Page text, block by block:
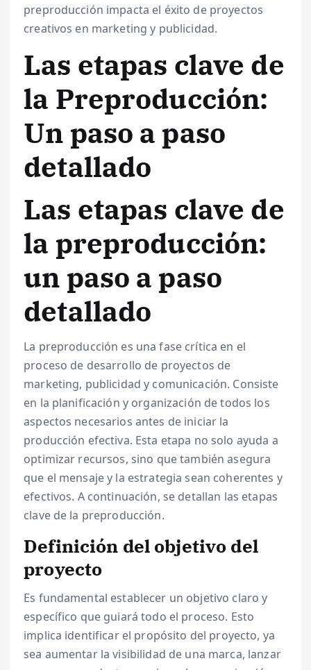
preproducción impacta el éxito de proyectos
creativos en marketing y publicidad.
Las etapas clave de
la Preproducción:
Un paso a paso
detallado
Las etapas clave de
la preproducción:
un paso a paso
detallado
La preproducción es una fase crítica en el
proceso de desarrollo de proyectos de
marketing, publicidad y comunicación. Consiste
en la planificación y organización de todos los
aspectos necesarios antes de iniciar la
producción efectiva. Esta etapa no solo ayuda a
optimizar recursos, sino que también asegura
que el mensaje y la estrategia sean coherentes y
efectivos. A continuación, se detallan las etapas
clave de la preproducción.
Definición del objetivo del
proyecto
Es fundamental establecer un objetivo claro y
específico que guiará todo el proceso. Esto
implica identificar el propósito del proyecto, ya
sea aumentar la visibilidad de una marca, lanzar